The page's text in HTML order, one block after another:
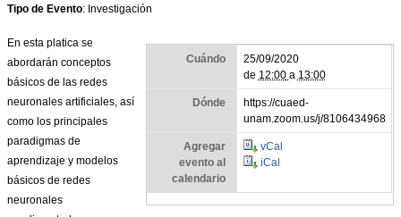
Tipo de Evento: Investigación
Cuándo
25/09/2020
de 12:00 a 13:00
Dónde
https://cuaed-
unam.zoom.us/j/8106434968
Agregar
evento al
calendario
vCal
iCal
En esta platica se
abordarán conceptos
básicos de las redes
neuronales artificiales, así
como los principales
paradigmas de
aprendizaje y modelos
básicos de redes
neuronales